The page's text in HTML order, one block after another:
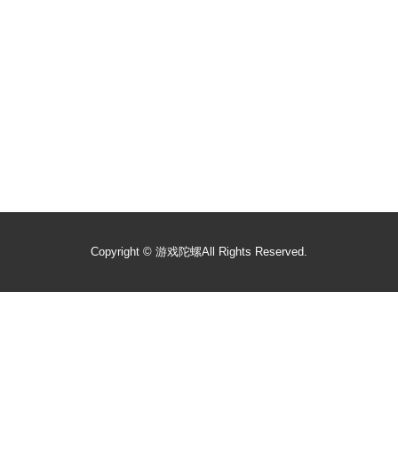
Copyright © 游戏陀螺All Rights Reserved.